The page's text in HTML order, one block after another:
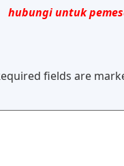
hubungi untuk
fields are